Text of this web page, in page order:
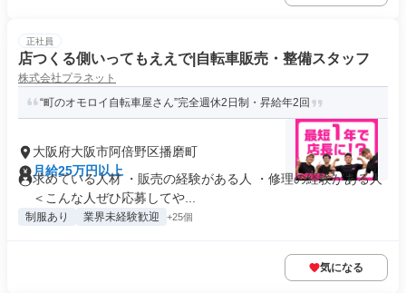
正社員
店つくる側いってもええで|自転車販売・整備スタッフ
株式会社プラネット
“町のオモロイ自転車屋さん”完全週休2日制・昇給年2回
大阪府大阪市阿倍野区播磨町
月給25万円以上
求めている人材 ・販売の経験がある人 ・修理の経験がある人
＜こんな人ぜひ応募してや...
制服あり 業界未経験歓迎 +25個
気になる